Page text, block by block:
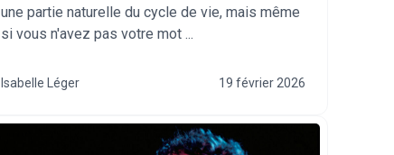
une partie naturelle du cycle de vie, mais même
si vous n'avez pas votre mot ...
Isabelle Léger 19 février 2026